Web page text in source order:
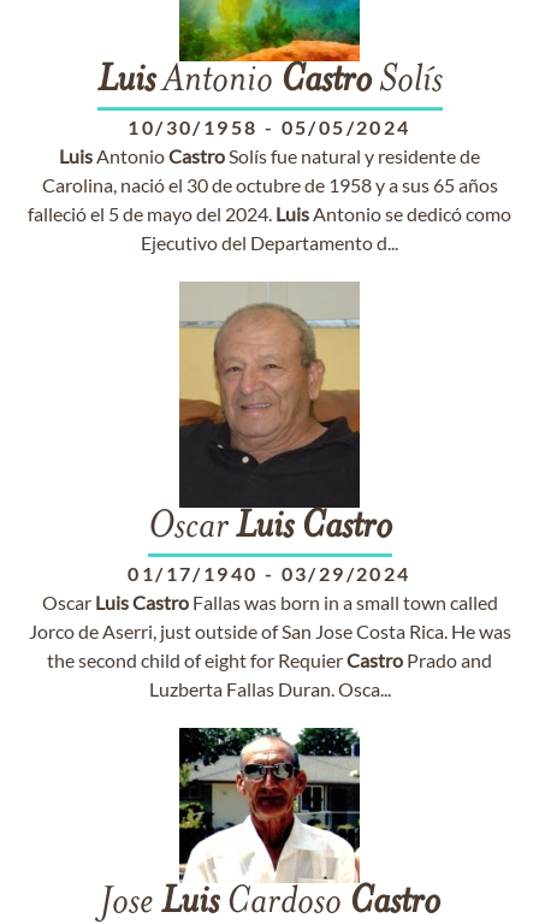
LuisAntonio CastroSolís
10/30/1958 - 05/05/2024
LuisAntonioCastroSolís fue natural y residente de
Carolina, nació el 30 de octubre de 1958 y a sus 65 años
falleció el 5 de mayo del 2024. LuisAntonio se dedicó como
Ejecutivo del Departamento d...
OscarLuis Castro
01/17/1940 - 03/29/2024
Oscar LuisCastroFallas was born in a small town called
Jorco de Aserri, just outside of San Jose Costa Rica. He was
the second child of eight for RequierCastro Prado and
Luzberta Fallas Duran. Osca...
Jose LuisCardoso Castro